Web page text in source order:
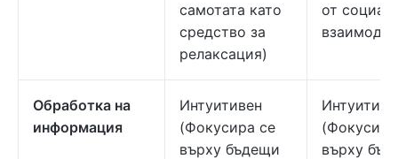
самотата като
средство за
релаксация)
от
Обработка на
информация
Интуитивен
(Фокусира се
върху бъдещи
върху